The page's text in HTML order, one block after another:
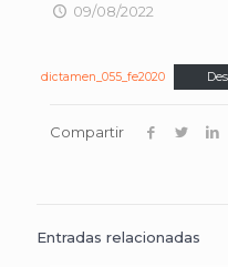
09/08/2022
dictamen_055_fe2020
Compartir
Entradas relacionadas